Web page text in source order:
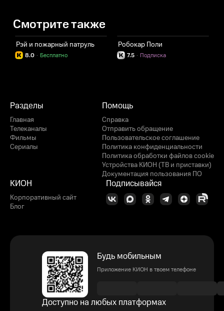
Смотрите также
Рэй и пожарный патруль
8.0 Бесплатно
·
Робокар Поли
7.5 Подписка
·
Разделы
Главная
Телеканалы
Фильмы
Сериалы
Помощь
Справка
Отправить обращение
Пользовательское соглашение
Политика конфиденциальности
Политика обработки файлов cookie
Устройства КИОН (ТВ и приставки)
Документация пользования ПО
КИОН
Корпоративный сайт
Блог
Подписывайся
Будь мобильным
Приложение КИОН в твоем телефоне
Доступно на любых платформах